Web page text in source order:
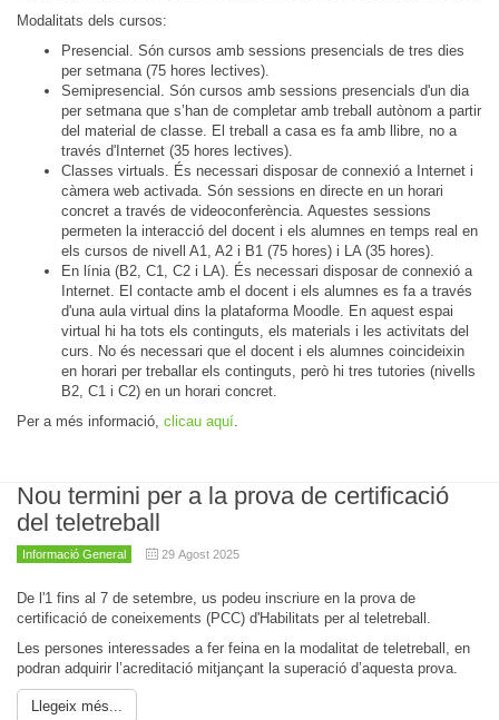
Modalitats dels cursos:
Presencial. Són cursos amb sessions presencials de tres dies
per setmana (75 hores lectives).
Semipresencial. Són cursos amb sessions presencials d'un dia
per setmana que s’han de completar amb treball autònom a partir
del material de classe. El treball a casa es fa amb llibre, no a
través d'Internet (35 hores lectives).
Classes virtuals. És necessari disposar de connexió a Internet i
càmera web activada. Són sessions en directe en un horari
concret a través de videoconferència. Aquestes sessions
permeten la interacció del docent i els alumnes en temps real en
els cursos de nivell A1, A2 i B1 (75 hores) i LA (35 hores).
En línia (B2, C1, C2 i LA). És necessari disposar de connexió a
Internet. El contacte amb el docent i els alumnes es fa a través
d'una aula virtual dins la plataforma Moodle. En aquest espai
virtual hi ha tots els continguts, els materials i les activitats del
curs. No és necessari que el docent i els alumnes coincideixin
en horari per treballar els continguts, però hi tres tutories (nivells
B2, C1 i C2) en un horari concret.
Per a més informació, clicau aquí.
Nou termini per a la prova de certificació
del teletreball
Informació General 29 Agost 2025
De l'1 fins al 7 de setembre, us podeu inscriure en la prova de
certificació de coneixements (PCC) d'Habilitats per al teletreball.
Les persones interessades a fer feina en la modalitat de teletreball, en
podran adquirir l’acreditació mitjançant la superació d’aquesta prova.
Llegeix més...